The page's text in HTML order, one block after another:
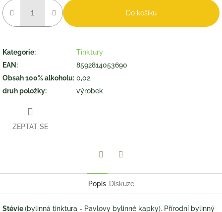
Do košíku
Kategorie:
Tinktury
EAN :
8592814053690
Obsah 100% alkoholu: 0,02
druh položky: výrobek
ZEPTAT SE
Popis Diskuze
Stévie(bylinná tinktura - Pavlovy bylinné kapky). Přírodní bylinný